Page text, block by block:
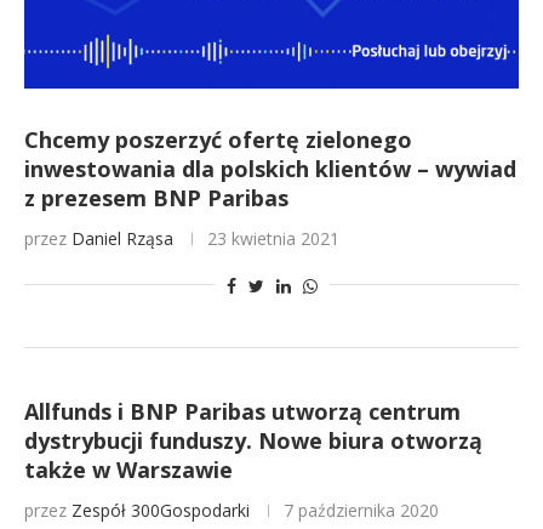
Chcemy poszerzyć ofertę zielonego
inwestowania dla polskich klientów – wywiad
z prezesem BNP Paribas
przez Daniel Rząsa 23 kwietnia 2021
Allfunds i BNP Paribas utworzą centrum
dystrybucji funduszy. Nowe biura otworzą
także w Warszawie
przez Zespół 300Gospodarki 7 października 2020